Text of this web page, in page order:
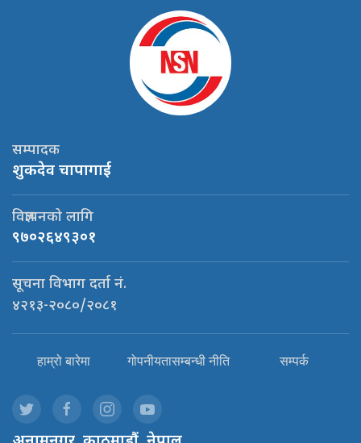
सम्पादक
शुकदेव चापागाई
विज्ञापनको लागि
९७०२६४९३०१
सूचना विभाग दर्ता नं.
४२१३-२०८०/२०८१
हाम्रो बारेमा गोपनीयतासम्बन्धी नीति सम्पर्क